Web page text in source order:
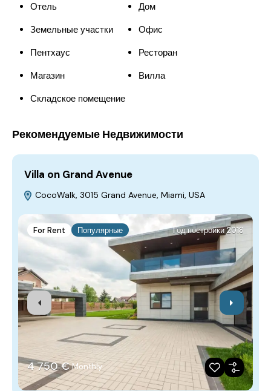
Отель
Дом
Земельные участки
Офис
Пентхаус
Ресторан
Магазин
Вилла
Складское помещение
Рекомендуемые Недвижимости
Villa on Grand Avenue
CocoWalk, 3015 Grand Avenue, Miami, USA
For Rent Популярные Год постройки 2018
4‎ 750 € Monthly